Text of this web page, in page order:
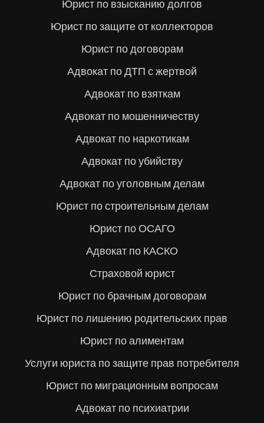
Юрист по взысканию долгов
Юрист по защите от коллекторов
Юрист по договорам
Адвокат по ДТП с жертвой
Адвокат по взяткам
Адвокат по мошенничеству
Адвокат по наркотикам
Адвокат по убийству
Адвокат по уголовным делам
Юрист по строительным делам
Юрист по ОСАГО
Адвокат по КАСКО
Страховой юрист
Юрист по брачным договорам
Юрист по лишению родительских прав
Юрист по алиментам
Услуги юриста по защите прав потребителя
Юрист по миграционным вопросам
Адвокат по психиатрии